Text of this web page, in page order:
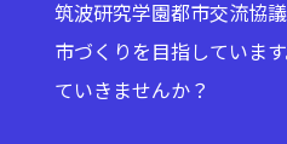
筑波研究学園都市交流協
市づくりを目指していま
ていきませんか？